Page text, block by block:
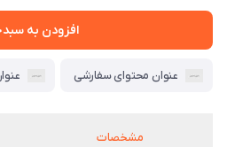
افزودن به
عنوان محتوای سفارشی
مشخصات